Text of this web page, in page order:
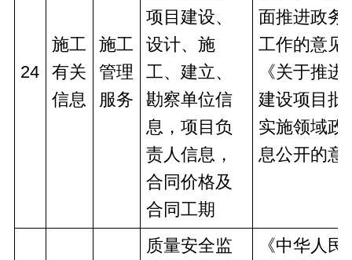
24
施工
有关
信息
施工
管理
服务
项目建设、
设计、施
工、建立、
勘察单位信
息，项目负
责人信息，
合同价格及
合同工期
面推进政务
工作的意见
《关于推进
建设项目批
实施领域政
息公开的意
质量安全监
《中华人民